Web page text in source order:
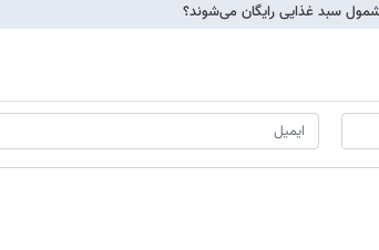
سبد غذایی رایگان می‌شوند؟